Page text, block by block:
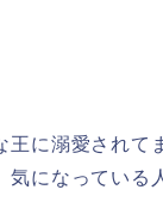
王に溺愛され
気になっている